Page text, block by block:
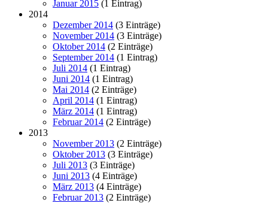
Januar 2015 (1 Eintrag)
2014
Dezember 2014 (3 Einträge)
November 2014 (3 Einträge)
Oktober 2014 (2 Einträge)
September 2014 (1 Eintrag)
Juli 2014 (1 Eintrag)
Juni 2014 (1 Eintrag)
Mai 2014 (2 Einträge)
April 2014 (1 Eintrag)
März 2014 (1 Eintrag)
Februar 2014 (2 Einträge)
2013
November 2013 (2 Einträge)
Oktober 2013 (3 Einträge)
Juli 2013 (3 Einträge)
Juni 2013 (4 Einträge)
März 2013 (4 Einträge)
Februar 2013 (2 Einträge)